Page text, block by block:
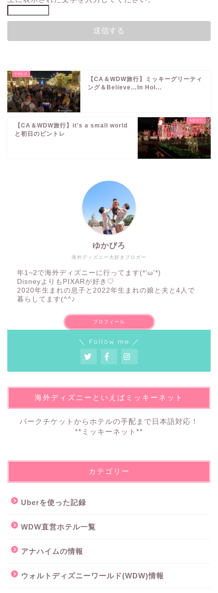
【CA＆WDW旅行】ミッキーグリーティ
ング＆Believe…In Hol...
【CA＆WDW旅行】it's a small world
と初日のピントレ
海外ディズニー大好きブロガー
ゆかぴろ
年1~2で海外ディズニーに行ってます(*'ω'*)
DisneyよりもPIXARが好き♡
2020年生まれの息子と2022年生まれの娘と夫と4人で
暮らしてます(^^♪
プロフィール
＼ Follow me ／
海外ディズニーといえばミッキーネット
パークチケットからホテルの手配まで日本語対応！
**ミッキーネット**
カテゴリー
Uberを使った記録
WDW直営ホテル一覧
アナハイムの情報
ウォルトディズニーワールド(WDW)情報